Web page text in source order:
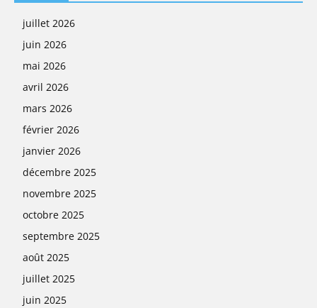
juillet 2026
juin 2026
mai 2026
avril 2026
mars 2026
février 2026
janvier 2026
décembre 2025
novembre 2025
octobre 2025
septembre 2025
août 2025
juillet 2025
juin 2025